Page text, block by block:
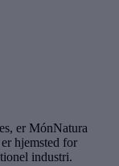
er MónNatura
hjemsted for
industri.